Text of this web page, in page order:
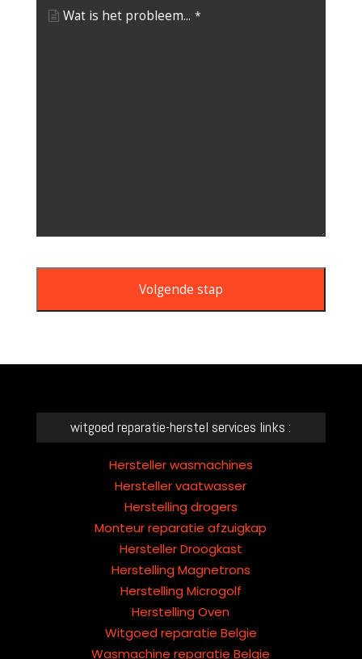
Wat is het probleem... *
Volgende stap
witgoed reparatie-herstel services links :
Hersteller wasmachines
Hersteller vaatwasser
Herstelling drogers
Monteur reparatie afzuigkap
Hersteller Droogkast
Herstelling Magnetrons
Herstelling Microgolf
Herstelling Oven
Witgoed reparatie Belgie
Wasmachine reparatie Belgie